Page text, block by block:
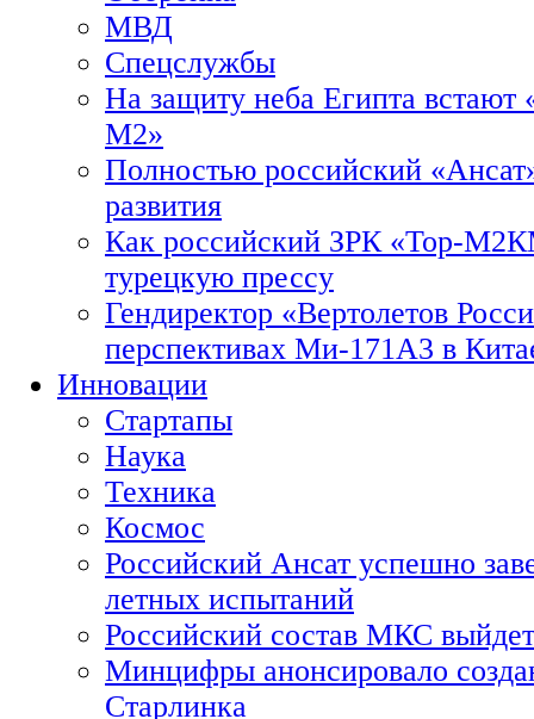
МВД
Спецслужбы
На защиту неба Египта встают
М2»
Полностью российский
развития
Как российский ЗРК «Тор-
турецкую прессу
Гендиректор «Вертолетов
перспективах Ми-171А3 в
Инновации
Стартапы
Наука
Техника
Космос
Российский Ансат успешно
летных испытаний
Российский состав МКС
Минцифры анонсировало
Старлинка